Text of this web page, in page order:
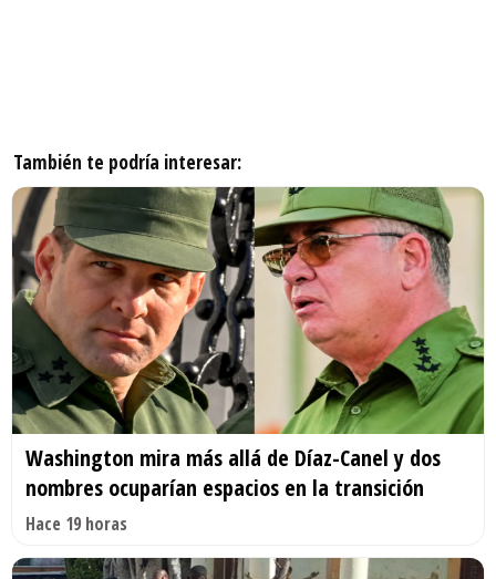
También te podría interesar:
Washington mira más allá de Díaz-Canel y dos
nombres ocuparían espacios en la transición
Hace 19 horas